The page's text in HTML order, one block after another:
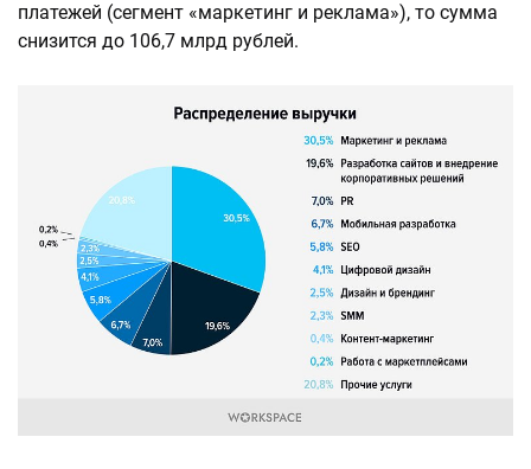
платежей (сегмент «маркетинг и реклама»), то сумма
снизится до 106,7 млрд рублей.